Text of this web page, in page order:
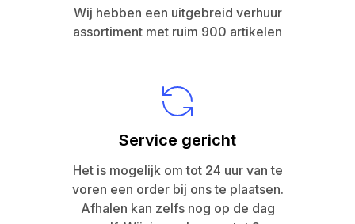
Wij hebben een uitgebreid verhuur
assortiment met ruim 900 artikelen
Service gericht
Het is mogelijk om tot 24 uur van te
voren een order bij ons te plaatsen.
Afhalen kan zelfs nog op de dag